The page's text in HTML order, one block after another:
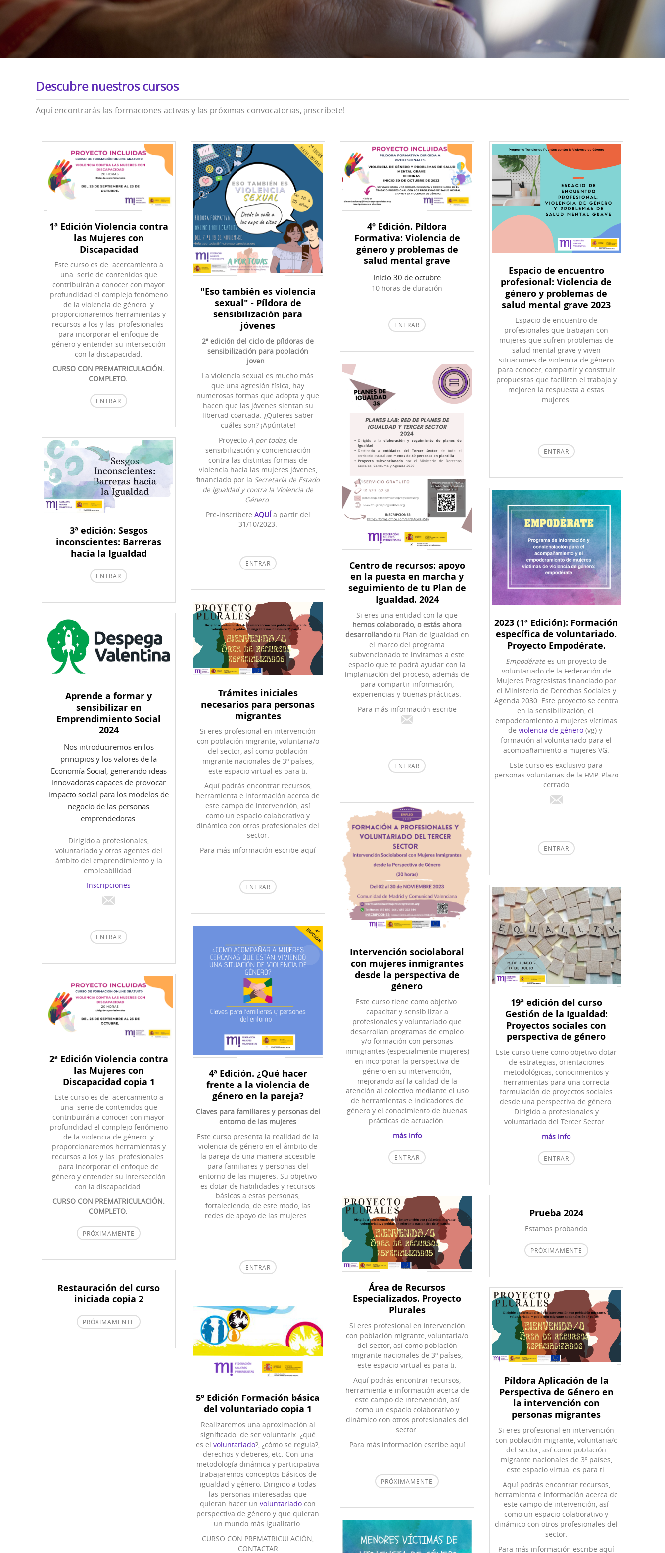
Descubre nuestros cursos
Aquí encontrarás las formaciones activas y las próximas convocatorias, ¡inscríbete!
1ª Edición Violencia contra
las Mujeres con
Discapacidad
Este curso es de acercamiento a
una serie de contenidos que
contribuirán a conocer con mayor
profundidad el complejo fenómeno
de la violencia de género y
proporcionaremos herramientas y
recursos a los y las profesionales
para incorporar el enfoque de
género y entender su intersección
con la discapacidad.
CURSO CON PREMATRICULACIÓN.
COMPLETO.
ENTRAR
3ª edición: Sesgos
inconscientes: Barreras
hacia la Igualdad
ENTRAR
Aprende a formar y
sensibilizar en
Emprendimiento Social
2024
Nos introduciremos en los
principios y los valores de la
Economía Social, generando ideas
innovadoras capaces de provocar
impacto social para los modelos de
negocio de las personas
emprendedoras.
Dirigido a profesionales,
voluntariado y otros agentes del
ámbito del emprendimiento y la
empleabilidad.
Inscripciones
ENTRAR
2ª Edición Violencia contra
las Mujeres con
Discapacidad copia 1
Este curso es de acercamiento a
una serie de contenidos que
contribuirán a conocer con mayor
profundidad el complejo fenómeno
de la violencia de género y
proporcionaremos herramientas y
recursos a los y las profesionales
para incorporar el enfoque de
género y entender su intersección
con la discapacidad.
CURSO CON PREMATRICULACIÓN.
COMPLETO.
PRÓXIMAMENTE
Restauración del curso
iniciada copia 2
PRÓXIMAMENTE
"Eso también es violencia
sexual" - Píldora de
sensibilización para
jóvenes
2ª edición del ciclo de píldoras de
sensibilización para población
joven.
La violencia sexual es mucho más
que una agresión física, hay
numerosas formas que adopta y que
hacen que las jóvenes sientan su
libertad coartada. ¿Quieres saber
cuáles son? ¡Apúntate!
ProyectoA por todas, de
sensibilización y concienciación
contra las distintas formas de
violencia hacia las mujeres jóvenes,
financiado por la Secretaría de Estado
de Igualdad y contra la Violencia de
Género.
Pre-inscríbete AQUÍa partir del
31/10/2023.
ENTRAR
Trámites iniciales
necesarios para personas
migrantes
Si eres profesional en intervención
con población migrante, voluntaria/o
del sector, así como población
migrante nacionales de 3º países,
este espacio virtual es para ti.
Aquí podrás encontrar recursos,
herramienta e información acerca de
este campo de intervención, así
como un espacio colaborativo y
dinámico con otros profesionales del
sector.
Para más información escribe aquí
ENTRAR
4ª Edición. ¿Qué hacer
frente a la violencia de
género en la pareja?
Claves para familiares y personas del
entorno de las mujeres
Este curso presenta la realidad de la
violencia de género en el ámbito de
la pareja de una manera accesible
para familiares y personas del
entorno de las mujeres. Su objetivo
es dotar de habilidades y recursos
básicos a estas personas,
fortaleciendo, de este modo, las
redes de apoyo de las mujeres.
ENTRAR
5º Edición Formación básica
del voluntariado copia 1
Realizaremos una aproximación al
significado de ser voluntarix: ¿qué
es elvoluntariado?, ¿cómo se regula?,
derechos y deberes, etc. Con una
metodología dinámica y participativa
trabajaremos conceptos básicos de
igualdad y género. Dirigido a todas
las personas interesadas que
quieran hacer unvoluntariado con
perspectiva de género y que quieran
un mundo más igualitario.
CURSO CON PREMATRICULACIÓN,
CONTACTAR
4º Edición. Píldora
Formativa: Violencia de
género y problemas de
salud mental grave
Inicio 30 de octubre
10 horas de duración
ENTRAR
Centro de recursos: apoyo
en la puesta en marcha y
seguimiento de tu Plan de
Igualdad. 2024
Si eres una entidad con la que
hemos colaborado, o estás ahora
desarrollandotu Plan de Igualdad en
el marco del programa
subvencionado te invitamos a este
espacio que te podrá ayudar con la
implantación del proceso, además de
para compartir información,
experiencias y buenas prácticas.
Para más información escribe
ENTRAR
Intervención sociolaboral
con mujeres inmigrantes
desde la perspectiva de
género
Este curso tiene como objetivo:
capacitar y sensibilizar a
profesionales y voluntariado que
desarrollan programas de empleo
y/o formación con personas
inmigrantes (especialmente mujeres)
en incorporar la perspectiva de
género en su intervención,
mejorando así la calidad de la
atención al colectivo mediante el uso
de herramientas e indicadores de
género y el conocimiento de buenas
prácticas de actuación.
más info
ENTRAR
Área de Recursos
Especializados. Proyecto
Plurales
Si eres profesional en intervención
con población migrante, voluntaria/o
del sector, así como población
migrante nacionales de 3º países,
este espacio virtual es para ti.
Aquí podrás encontrar recursos,
herramienta e información acerca de
este campo de intervención, así
como un espacio colaborativo y
dinámico con otros profesionales del
sector.
Para más información escribe aquí
PRÓXIMAMENTE
Espacio de encuentro
profesional: Violencia de
género y problemas de
salud mental grave 2023
Espacio de encuentro de
profesionales que trabajan con
mujeres que sufren problemas de
salud mental grave y viven
situaciones de violencia de género
para conocer, compartir y construir
propuestas que faciliten el trabajo y
mejoren la respuesta a estas
mujeres.
ENTRAR
2023 (1ª Edición): Formación
específica de voluntariado.
Proyecto Empodérate.
Empodérate es un proyecto de
voluntariado de la Federación de
Mujeres Progresistas financiado por
el Ministerio de Derechos Sociales y
Agenda 2030. Este proyecto se centra
en la sensibilización, el
empoderamiento a mujeres víctimas
deviolencia de género (vg) y
formación al voluntariado para el
acompañamiento a mujeres VG.
Este curso es exclusivo para
personas voluntarias de la FMP. Plazo
cerrado
ENTRAR
19ª edición del curso
Gestión de la Igualdad:
Proyectos sociales con
perspectiva de género
Este curso tiene como objetivo dotar
de estrategias, orientaciones
metodológicas, conocimientos y
herramientas para una correcta
formulación de proyectos sociales
desde una perspectiva de género.
Dirigido a profesionales y
voluntariado del Tercer Sector.
más info
ENTRAR
Prueba 2024
Estamos probando
PRÓXIMAMENTE
Píldora Aplicación de la
Perspectiva de Género en
la intervención con
personas migrantes
Si eres profesional en intervención
con población migrante, voluntaria/o
del sector, así como población
migrante nacionales de 3º países,
este espacio virtual es para ti.
Aquí podrás encontrar recursos,
herramienta e información acerca de
este campo de intervención, así
como un espacio colaborativo y
dinámico con otros profesionales del
sector.
Para más información escribe aquí